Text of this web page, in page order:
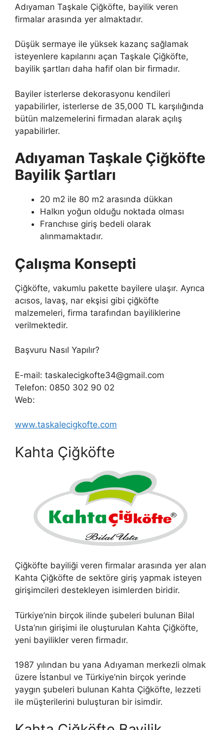
Adıyaman Taşkale Çiğköfte, bayilik veren
firmalar arasında yer almaktadır.
Düşük sermaye ile yüksek kazanç sağlamak
isteyenlere kapılarını açan Taşkale Çiğköfte,
bayilik şartları daha hafif olan bir firmadır.
Bayiler isterlerse dekorasyonu kendileri
yapabilirler, isterlerse de 35,000 TL karşılığında
bütün malzemelerini firmadan alarak açılış
yapabilirler.
Adıyaman Taşkale Çiğköfte
Bayilik Şartları
20 m2 ile 80 m2 arasında dükkan
Halkın yoğun olduğu noktada olması
Franchıse giriş bedeli olarak
alınmamaktadır.
Çalışma Konsepti
Çiğköfte, vakumlu pakette bayilere ulaşır. Ayrıca
acısos, lavaş, nar ekşisi gibi çiğköfte
malzemeleri, firma tarafından bayiliklerine
verilmektedir.
Başvuru Nasıl Yapılır?
E-mail: taskalecigkofte34@gmail.com
Telefon: 0850 302 90 02
Web:
www.taskalecigkofte.com
Kahta Çiğköfte
Çiğköfte bayiliği veren firmalar arasında yer alan
Kahta Çiğköfte de sektöre giriş yapmak isteyen
girişimcileri destekleyen isimlerden biridir.
Türkiye’nin birçok ilinde şubeleri bulunan Bilal
Usta’nın girişimi ile oluşturulan Kahta Çiğköfte,
yeni bayilikler veren firmadır.
1987 yılından bu yana Adıyaman merkezli olmak
üzere İstanbul ve Türkiye’nin birçok yerinde
yaygın şubeleri bulunan Kahta Çiğköfte, lezzeti
ile müşterilerini buluşturan bir isimdir.